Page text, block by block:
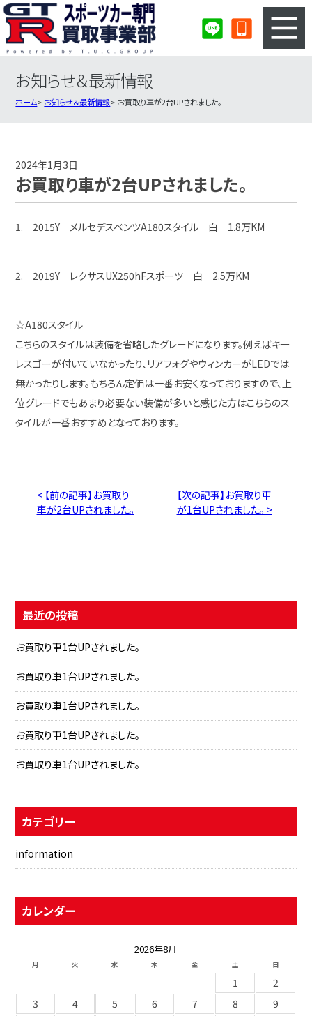
3ステップのカンタン査定
スポーツカー買取実績
お知らせ＆最新情報
ホーム お知らせ＆最新情報 お買取り車が2台UPされました。
2024年1月3日
お買取り車が2台UPされました。
1. 2015Y メルセデスベンツA180スタイル 白 1.8万KM
2. 2019Y レクサスUX250hFスポーツ 白 2.5万KM
☆A180スタイル
こちらのスタイルは装備を省略したグレードになります。例えばキー
レスゴーが付いていなかったり、リアフォグやウィンカーがLEDでは
無かったりします。もちろん定価は一番お安くなっておりますので、上
位グレードでもあまり必要ない装備が多いと感じた方はこちらのス
タイルが一番おすすめとなっております。
< 【前の記事】お買取り
車が2台UPされました。
【次の記事】お買取り車
が1台UPされました。 >
最近の投稿
お買取り車1台UPされました。
お買取り車1台UPされました。
お買取り車1台UPされました。
お買取り車1台UPされました。
お買取り車1台UPされました。
カテゴリー
information
カレンダー
2026年8月
月 火 水 木 金 土 日
1
2
3
4 5 6 7 8
9